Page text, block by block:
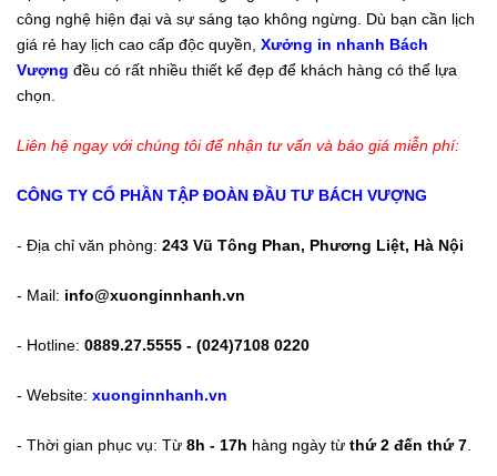
công nghệ hiện đại và sự sáng tạo không ngừng. Dù bạn cần lịch
giá rẻ hay lịch cao cấp độc quyền, Xưởng in nhanh Bách
Vượng đều có rất nhiều thiết kế đẹp để khách hàng có thể lựa
chọn.
Liên hệ ngay với chúng tôi để nhận tư vấn và báo giá miễn phí:
CÔNG TY CỔ PHẦN TẬP ĐOÀN ĐẦU TƯ BÁCH VƯỢNG
- Địa chỉ văn phòng: 243 Vũ Tông Phan, Phương Liệt, Hà Nội
- Mail: info@xuonginnhanh.vn
- Hotline: 0889.27.5555 - (024)7108 0220
- Website: xuonginnhanh.vn
- Thời gian phục vụ: Từ 8h - 17h hàng ngày từ thứ 2 đến thứ 7